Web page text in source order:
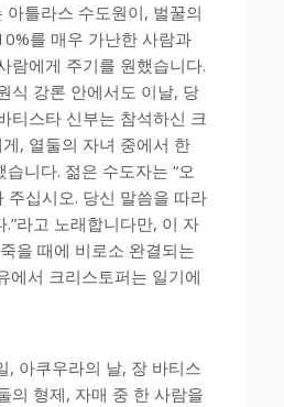
아틀라스 수도원이, 벌꿀의
를 매우 가난한 사람과
람에게 주기를 원했습니다.
식 강론 안에서도 이날, 당
티스타 신부는 참석하신 크
, 열둘의 자녀 중에서 한
니다. 젊은 수도자는 “오
주십시오. 당신 말씀을 따라
라고 노래합니다만, 이 자
을 때에 비로소 완결되는
에서 크리스토퍼는 일기에
, 아쿠우라의 날, 장 바티스
의 형제, 자매 중 한 사람을